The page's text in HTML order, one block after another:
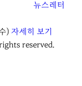
뉴스레터
) 자세히 보기
reserved.